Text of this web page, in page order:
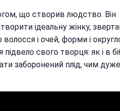
що створив людство. Він
ідеальну жінку,
волосся і очей, форми і
свого творця: як і в
заборонений плід, чим дуже